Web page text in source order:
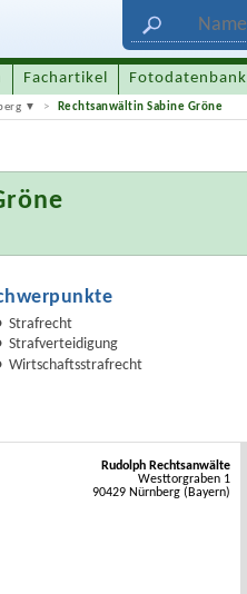
Fachartikel Fotodatenbank
Rechtsanwältin Sabine Gröne
Strafrecht
Strafverteidigung
Wirtschaftsstrafrecht
Rudolph Rechtsanwälte
Westtorgraben 1
90429 Nürnberg (Bayern)